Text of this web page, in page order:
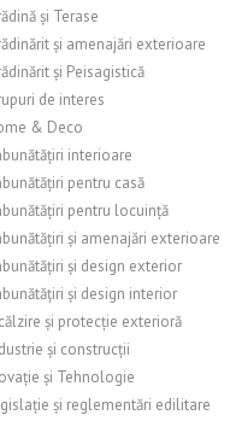
și Terase
și amenajări exterioare
și Peisagistică
de interes
& Deco
interioare
pentru casă
pentru locuință
și amenajări exterioare
și design exterior
și design interior
și protecție exterioră
și construcții
și Tehnologie
și reglementări edilitare